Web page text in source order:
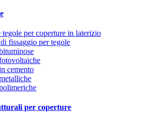
tegole per coperture in laterizio
fissaggio per tegole
cemento
per coperture